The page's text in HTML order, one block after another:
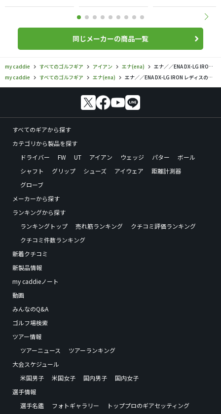
同じメーカーの商品一覧
my caddie すべてのゴルフギア アイアン エナ(ena)
エナ／／ENA DX-LG IRON レディスの口コミ評価
my caddie
すべてのゴルフギア エナ(ena) エナ／／ENA DX-LG IRON レディスの口コミ評価
すべてのギアから探す
カテゴリから製品を探す
ドライバー
FW UT アイアン ウェッジ パター
ボール
シャフト
グリップ シューズ アイウェア
距離計測器
グローブ
メーカーから探す
ランキングから探す
ランキングトップ
売れ筋ランキング
クチコミ評価ランキング
クチコミ件数ランキング
新着クチコミ
新製品情報
my caddieノート
動画
みんなのQ&A
ゴルフ場検索
ツアー情報
ツアーニュース
ツアーランキング
大会スケジュール
米国男子
米国女子 国内男子
国内女子
選手情報
選手名鑑
フォトギャラリー トッププロのギアセッティング